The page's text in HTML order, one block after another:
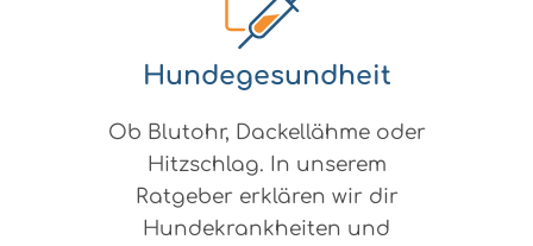
Hundegesundheit
Ob Blutohr, Dackellähme oder
Hitzschlag. In unserem
Ratgeber erklären wir dir
Hundekrankheiten und